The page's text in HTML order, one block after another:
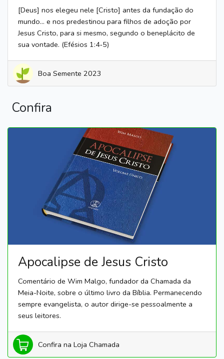
[Deus] nos elegeu nele [Cristo] antes da fundação do
mundo… e nos predestinou para filhos de adoção por
Jesus Cristo, para si mesmo, segundo o beneplácito de
sua vontade. (Efésios 1:4‑5)
Boa Semente 2023
Confira
Apocalipse de Jesus Cristo
Comentário de Wim Malgo, fundador da Chamada da
Meia-Noite, sobre o último livro da Bíblia. Permanecendo
sempre evangelista, o autor dirige-se pessoalmente a
seus leitores.
Confira na Loja Chamada